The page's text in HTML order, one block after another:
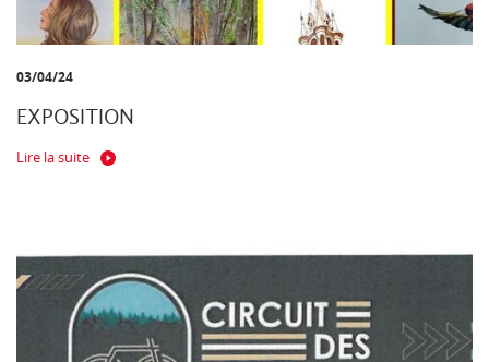
03/04/24
EXPOSITION
Lire la suite